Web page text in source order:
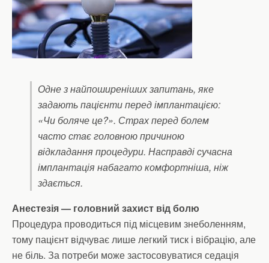
Одне з найпоширеніших запитань, яке
задають пацієнти перед імплантацією:
«Чи боляче це?». Страх перед болем
часто стає головною причиною
відкладання процедури. Насправді сучасна
імплантація набагато комфортніша, ніж
здається.
Анестезія — головний захист від болю
Процедура проводиться під місцевим знеболенням,
тому пацієнт відчуває лише легкий тиск і вібрацію, але
не біль. За потреби може застосовуватися седація